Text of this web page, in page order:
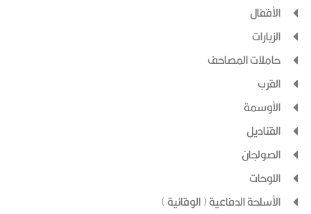
الأقفال
الزيارات
حاملات المصاحف
القرب
الأوسمة
القناديل
الصولجان
اللوحات
الأسلحة الدفاعية ( الوقائية )